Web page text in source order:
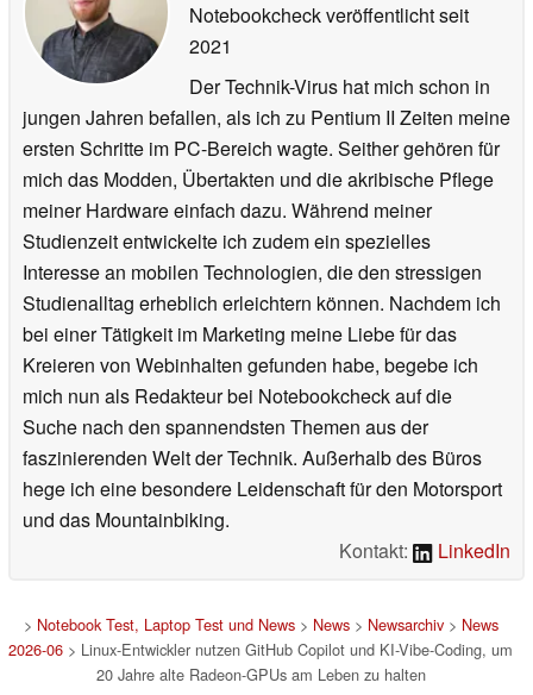
Notebookcheck veröffentlichtseit
2021
Der Technik-Virus hat mich schon in
jungen Jahren befallen, als ich zu Pentium II Zeiten meine
ersten Schritte im PC-Bereich wagte. Seither gehören für
mich das Modden, Übertakten und die akribische Pflege
meiner Hardware einfach dazu. Während meiner
Studienzeit entwickelte ich zudem ein spezielles
Interesse an mobilen Technologien, die den stressigen
Studienalltag erheblich erleichtern können. Nachdem ich
bei einer Tätigkeit im Marketing meine Liebe für das
Kreieren von Webinhalten gefunden habe, begebe ich
mich nun als Redakteur bei Notebookcheck auf die
Suche nach den spannendsten Themen aus der
faszinierenden Welt der Technik. Außerhalb des Büros
hege ich eine besondere Leidenschaft für den Motorsport
und das Mountainbiking.
Kontakt:
LinkedIn
> Notebook Test, Laptop Test und News> News> Newsarchiv> News
2026-06 > Linux-Entwickler nutzen GitHub Copilot und KI-Vibe-Coding, um
20 Jahre alte Radeon-GPUs am Leben zu halten